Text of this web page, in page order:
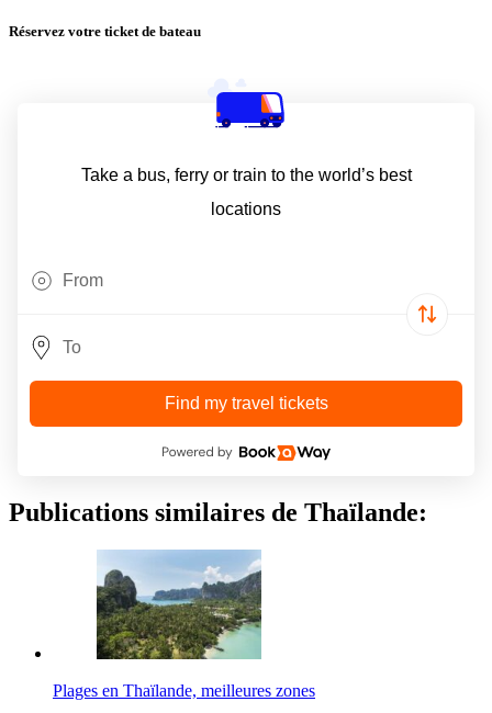
Réservez votre ticket de bateau
Take a bus, ferry or train to the world’s best
locations
Find my travel tickets
Publications similaires de Thaïlande:
Plages en Thaïlande, meilleures zones